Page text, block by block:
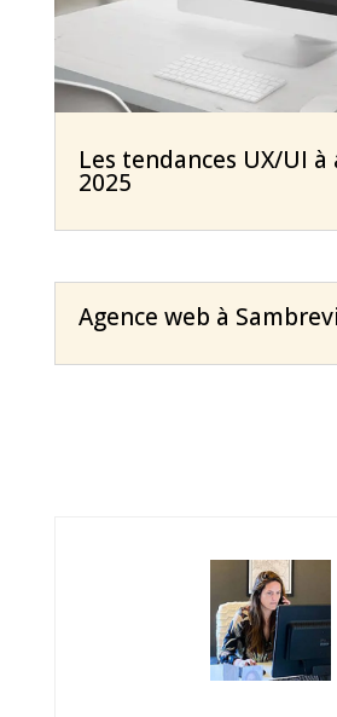
Les tendances UX/UI
2025
Agence web à